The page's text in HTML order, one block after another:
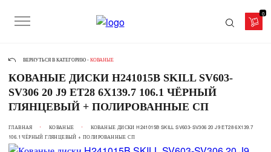
0
ВЕРНУТЬСЯ В КАТЕГОРИЮ - КОВАНЫЕ
КОВАНЫЕ ДИСКИ H241015B SKILL SV603-
SV306 20 J9 ET28 6X139.7 106.1 ЧЁРНЫЙ
ГЛЯНЦЕВЫЙ + ПОЛИРОВАННЫЕ СП
ГЛАВНАЯ КОВАНЫЕ
КОВАНЫЕ ДИСКИ H241015B SKILL SV603-SV306 20 J9 ET28 6X139.7
106.1 ЧЁРНЫЙ ГЛЯНЦЕВЫЙ + ПОЛИРОВАННЫЕ СП